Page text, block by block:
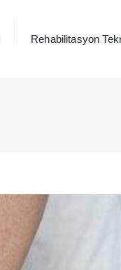
Rehabilitasyon